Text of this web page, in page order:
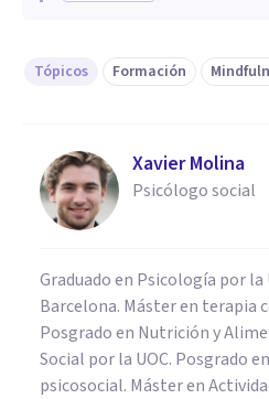
Tópicos Formación
Xavier Molina
Psicólogo social
Graduado en Psicología por
Barcelona. Máster en terapia
Posgrado en Nutrición y
Social por la UOC. Posgrado
psicosocial. Máster en